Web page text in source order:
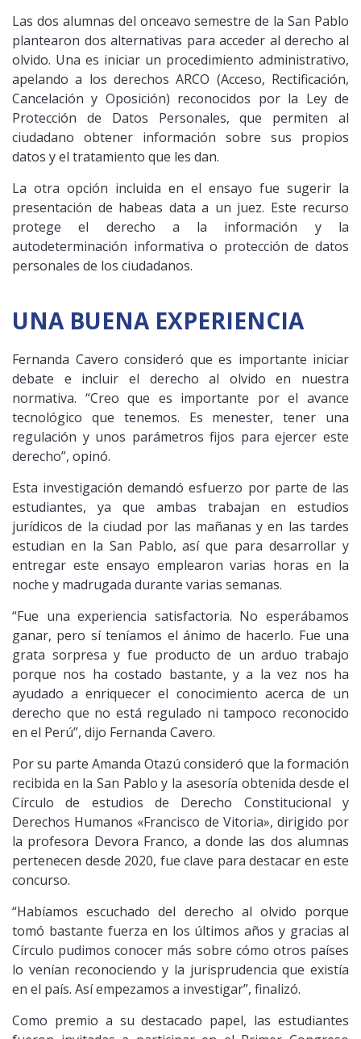
Las dos alumnas del onceavo semestre de la San Pablo
plantearon dos alternativas para acceder al derecho al
olvido. Una es iniciar un procedimiento administrativo,
apelando a los derechos ARCO (Acceso, Rectificación,
Cancelación y Oposición) reconocidos por la Ley de
Protección de Datos Personales, que permiten al
ciudadano obtener información sobre sus propios
datos y el tratamiento que les dan.
La otra opción incluida en el ensayo fue sugerir la
presentación de habeas data a un juez. Este recurso
protege el derecho a la información y la
autodeterminación informativa o protección de datos
personales de los ciudadanos.
UNA BUENA EXPERIENCIA
Fernanda Cavero consideró que es importante iniciar
debate e incluir el derecho al olvido en nuestra
normativa. “Creo que es importante por el avance
tecnológico que tenemos. Es menester, tener una
regulación y unos parámetros fijos para ejercer este
derecho”, opinó.
Esta investigación demandó esfuerzo por parte de las
estudiantes, ya que ambas trabajan en estudios
jurídicos de la ciudad por las mañanas y en las tardes
estudian en la San Pablo, así que para desarrollar y
entregar este ensayo emplearon varias horas en la
noche y madrugada durante varias semanas.
“Fue una experiencia satisfactoria. No esperábamos
ganar, pero sí teníamos el ánimo de hacerlo. Fue una
grata sorpresa y fue producto de un arduo trabajo
porque nos ha costado bastante, y a la vez nos ha
ayudado a enriquecer el conocimiento acerca de un
derecho que no está regulado ni tampoco reconocido
en el Perú”, dijo Fernanda Cavero.
Por su parte Amanda Otazú consideró que la formación
recibida en la San Pablo y la asesoría obtenida desde el
Círculo de estudios de Derecho Constitucional y
Derechos Humanos «Francisco de Vitoria», dirigido por
la profesora Devora Franco, a donde las dos alumnas
pertenecen desde 2020, fue clave para destacar en este
concurso.
“Habíamos escuchado del derecho al olvido porque
tomó bastante fuerza en los últimos años y gracias al
Círculo pudimos conocer más sobre cómo otros países
lo venían reconociendo y la jurisprudencia que existía
en el país. Así empezamos a investigar”, finalizó.
Como premio a su destacado papel, las estudiantes